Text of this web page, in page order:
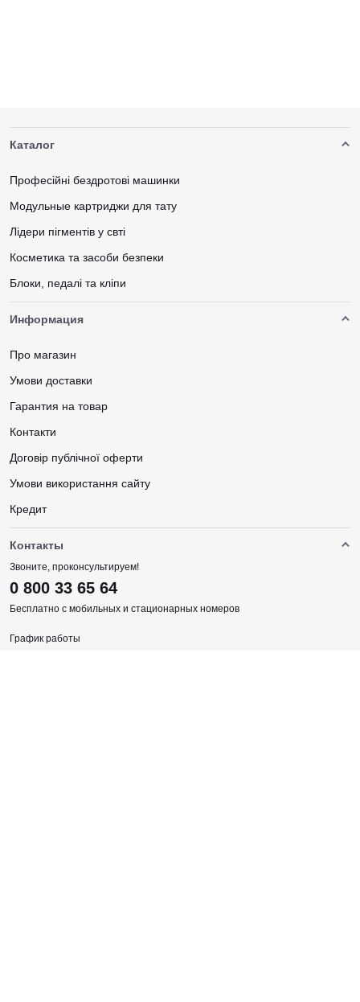
Каталог
Професійні бездротові машинки
Модульные картриджи для тату
Лідери пігментів у свті
Косметика та засоби безпеки
Блоки, педалі та кліпи
Информация
Про магазин
Умови доставки
Гарантия на товар
Контакти
Договір публічної оферти
Умови використання сайту
Кредит
Контакты
Звоните, проконсультируем!
0 800 33 65 64
Бесплатно с мобильных и стационарных номеров
График работы